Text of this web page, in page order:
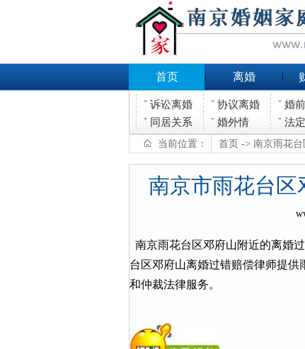
首页 离婚
诉讼离婚 协议离婚 婚
同居关系
婚外情 法
当前位置： 首页 -> 南京雨花
南京市雨花台区
南京雨花台区邓府山附近的离婚
台区邓府山离婚过错赔偿律师提
和仲裁法律服务。